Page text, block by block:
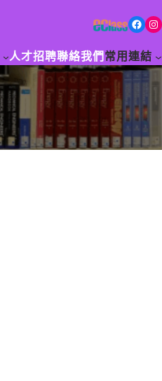
Facebook Instagram
人才招聘聯絡我們 常用連結